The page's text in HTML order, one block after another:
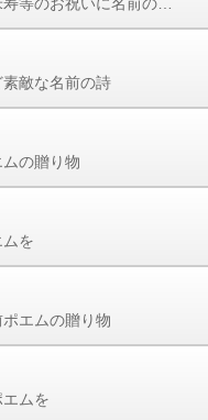
敵な名前の詩
の贈り物
を
エムの贈り物
ムを